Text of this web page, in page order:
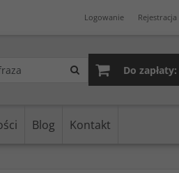
Logowanie Rejestracja
Do zapłaty:
Blog Kontakt